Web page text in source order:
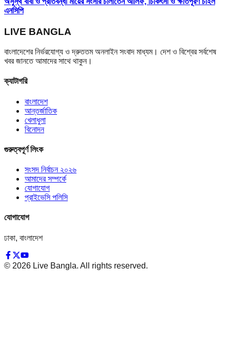
এনসিপি
LIVE BANGLA
বাংলাদেশের নির্ভরযোগ্য ও দ্রুততম অনলাইন সংবাদ মাধ্যম। দেশ ও বিশ্বের সর্বশেষ
খবর জানতে আমাদের সাথে থাকুন।
ক্যাটাগরি
বাংলাদেশ
আন্তর্জাতিক
খেলাধুলা
বিনোদন
গুরুত্বপূর্ণ লিংক
সংসদ নির্বাচন ২০২৬
আমাদের সম্পর্কে
যোগাযোগ
প্রাইভেসি পলিসি
যোগাযোগ
ঢাকা, বাংলাদেশ
© 2026 Live Bangla. All rights reserved.